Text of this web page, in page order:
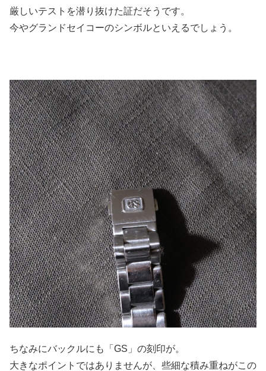
厳しいテストを潜り抜けた証だそうです。
今やグランドセイコーのシンボルといえるでしょう。
ちなみにバックルにも「GS」の刻印が。
大きなポイントではありませんが、些細な積み重ねがこの